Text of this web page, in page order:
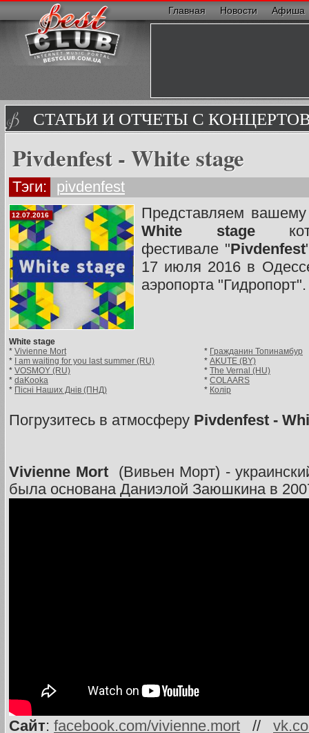
Главная Новости Афиша
СТАТЬИ И ОТЧЕТЫ С
Pivdenfest - White stage
Тэги: pivdenfest
12.07.2016
Представляем
White stage
фестивале "Pivdenfest
17 июля 2016 в
аэропорта "Гидропорт".
White stage
* Vivienne Mort
*
I am waiting for you last summer (RU)
* VOSMOY (RU)
* daKooka
* Пісні Наших Днів (ПНД)
* Гражданин Топинамбур
* AKUTE (BY)
* The Vernal (HU)
* COLAARS
* Колір
Погрузитесь в атмосферу Pivdenfest -
Vivienne Mort(Вивьен Морт) -
была основана Даниэлой Заюшкина в
Сайт: facebook.com/vivienne.mort //